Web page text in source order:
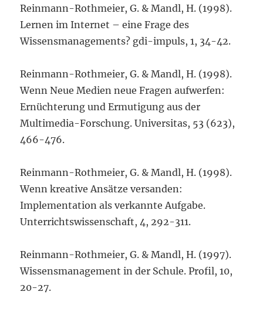
Reinmann-Rothmeier, G. & Mandl, H. (1998).
Lernen im Internet – eine Frage des
Wissensmanagements? gdi-impuls, 1, 34-42.
Reinmann-Rothmeier, G. & Mandl, H. (1998).
Wenn Neue Medien neue Fragen aufwerfen:
Ernüchterung und Ermutigung aus der
Multimedia-Forschung. Universitas, 53 (623),
466-476.
Reinmann-Rothmeier, G. & Mandl, H. (1998).
Wenn kreative Ansätze versanden:
Implementation als verkannte Aufgabe.
Unterrichtswissenschaft, 4, 292-311.
Reinmann-Rothmeier, G. & Mandl, H. (1997).
Wissensmanagement in der Schule. Profil, 10,
20-27.